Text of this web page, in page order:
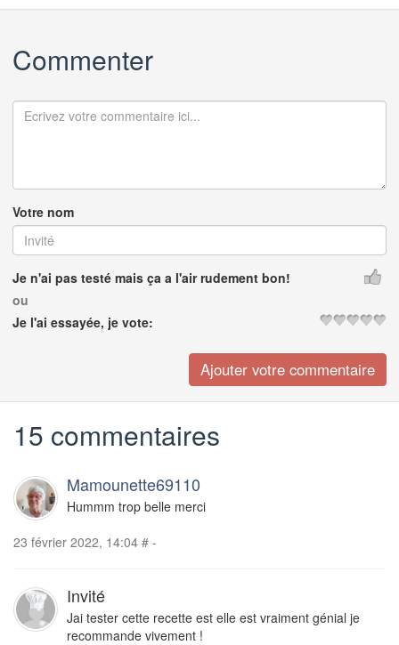
Commenter
Votre nom
Je n'ai pas testé mais ça a l'air rudement bon!
ou
Je l'ai essayée, je vote:
15 commentaires
Mamounette69110
Hummm trop belle merci
23 février 2022, 14:04 # -
Invité
Jai tester cette recette est elle est vraiment génial je
recommande vivement !